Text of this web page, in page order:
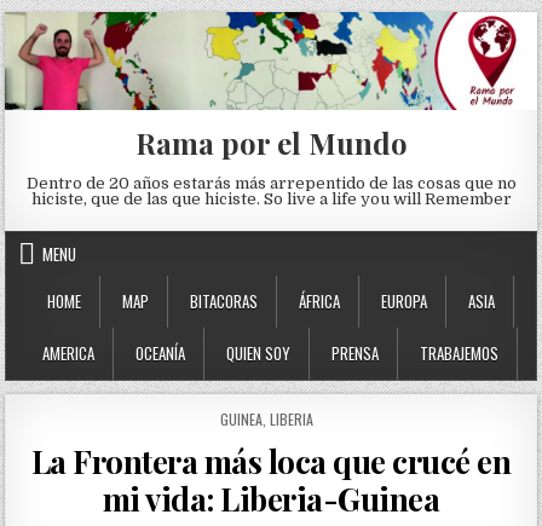
Skip to content
Rama por el Mundo
Dentro de 20 años estarás más arrepentido de las cosas que no
hiciste, que de las que hiciste. So live a life you will Remember
MENU
HOME
MAP BITACORAS ÁFRICA EUROPA ASIA
AMERICA OCEANÍA QUIEN SOY PRENSA TRABAJEMOS
POSTED IN
GUINEA LIBERIA
La Frontera más loca que crucé en
mi vida: Liberia-Guinea